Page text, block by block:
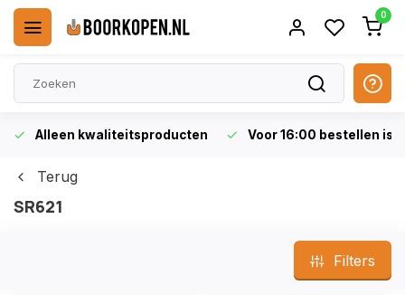
0
Alleen kwaliteitsproducten Voor 16:00 bestellen is
Terug
SR621
Filters